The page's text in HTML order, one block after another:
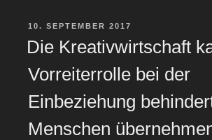
nichts
–
ist
bereits
Standard“
VERÖFFENTLICHT
10. SEPTEMBER 2017
Die Kreativwirtschaft
Vorreiterrolle bei der
Einbeziehung
Menschen